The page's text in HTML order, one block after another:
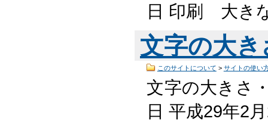
日 印刷 大き
文字の大
このサイトについて > サイトの使い
文字の大きさ
日 平成29年2